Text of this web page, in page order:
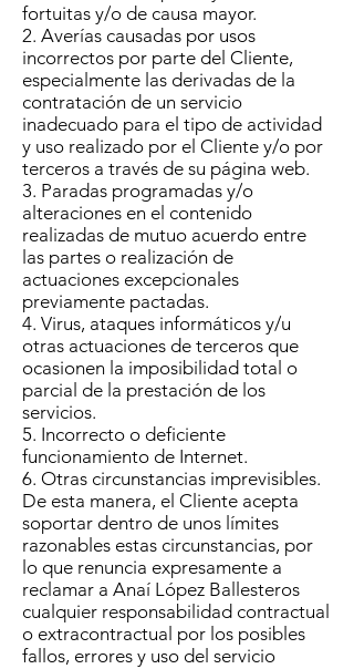
fortuitas y/o de causa mayor.
2. Averías causadas por usos
incorrectos por parte del Cliente,
especialmente las derivadas de la
contratación de un servicio
inadecuado para el tipo de actividad
y uso realizado por el Cliente y/o por
terceros a través de su página web.
3. Paradas programadas y/o
alteraciones en el contenido
realizadas de mutuo acuerdo entre
las partes o realización de
actuaciones excepcionales
previamente pactadas.
4. Virus, ataques informáticos y/u
otras actuaciones de terceros que
ocasionen la imposibilidad total o
parcial de la prestación de los
servicios.
5. Incorrecto o deficiente
funcionamiento de Internet.
6. Otras circunstancias imprevisibles.
De esta manera, el Cliente acepta
soportar dentro de unos límites
razonables estas circunstancias, por
lo que renuncia expresamente a
reclamar a Anaí López Ballesteros
cualquier responsabilidad contractual
o extracontractual por los posibles
fallos, errores y uso del servicio